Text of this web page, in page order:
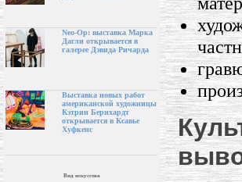
Neo-Op: выставка Марка
Дагли открывается в
галерее Дэвида Ричарда
Выставка новых работ
американской художницы
Кэтрин Бернхардт
открывается в Ксавье
Хуфкенс
Вид искусства